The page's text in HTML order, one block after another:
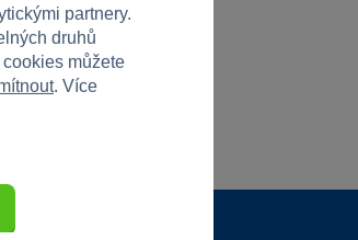
partnery.
druhů
můžete
. Více